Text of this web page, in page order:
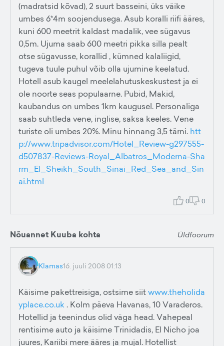
(madratsid kõvad), 2 suurt basseini, üks väike
umbes 6*4m soojendusega. Asub koralli riifi ääres,
kuni 600 meetrit kaldast madalik, vee sügavus
0,5m. Ujuma saab 600 meetri pikka silla pealt
otse sügavusse, korallid , kümned kalaliigid,
tugeva tuule puhul võib olla ujumine keelatud.
Hotell asub kaugel meelelahutuskeskustest ja ei
ole noorte seas populaarne. Pubid, Makid,
kaubandus on umbes 1km kaugusel. Personaliga
saab suhtleda vene, inglise, saksa keeles. Vene
turiste oli umbes 20%. Minu hinnang 3,5 tärni. htt
p://www.tripadvisor.com/Hotel_Review-g297555-
d507837-Reviews-Royal_Albatros_Moderna-Sha
rm_El_Sheikh_South_Sinai_Red_Sea_and_Sin
ai.html
0 0
Nõuannet Kuuba kohta Üldfoorum
Klamas16. juuli 2008 01:13
Käisime pakettreisiga, ostsime siitwww.theholida
yplace.co.uk . Kolm päeva Havanas, 10 Varaderos.
Hotellid ja teenindus olid väga head. Vahepeal
rentisime auto ja käisime Trinidadis, El Nicho joa
juures, Kariibi mere ääres ja mujal. Hotellist